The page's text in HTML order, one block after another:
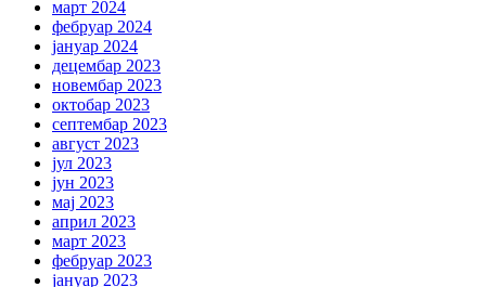
март 2024
фебруар 2024
јануар 2024
децембар 2023
новембар 2023
октобар 2023
септембар 2023
август 2023
јул 2023
јун 2023
мај 2023
април 2023
март 2023
фебруар 2023
јануар 2023